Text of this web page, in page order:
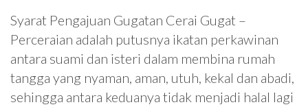
Syarat Pengajuan Gugatan Cerai Gugat –
Perceraian adalah putusnya ikatan perkawinan
antara suami dan isteri dalam membina rumah
tangga yang nyaman, aman, utuh, kekal dan abadi,
sehingga antara keduanya tidak menjadi halal lagi